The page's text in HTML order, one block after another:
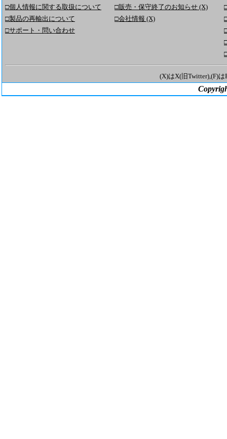
□個人情報に関する取扱について
□販売・保守終了のお知らせ (X)
□製品の再輸出について
□会社情報 (X)
□サポート・問い合わせ
(X)はX(旧Twitter),(F)